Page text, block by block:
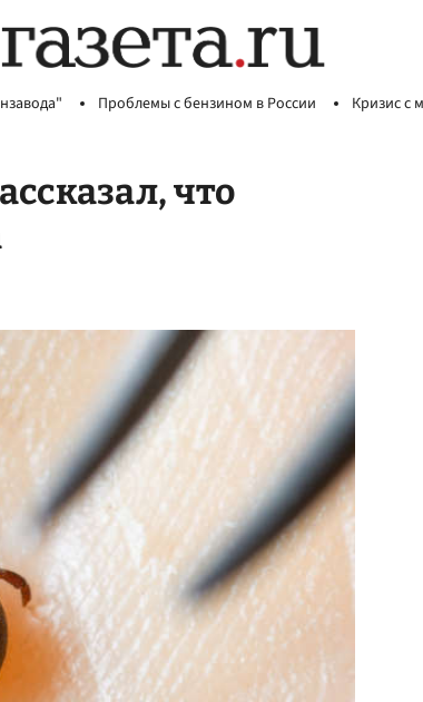
Проблемы с бензином в России Кризис с
что